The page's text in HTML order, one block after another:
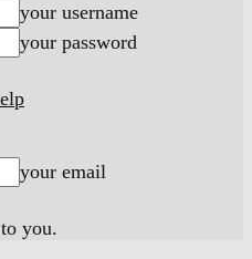
your username
your password
your email
you.